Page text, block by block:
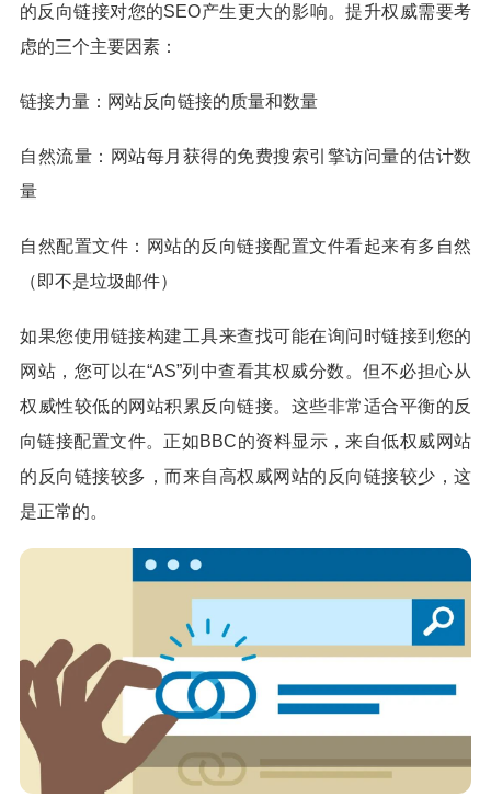
的反向链接对您的SEO产生更大的影响。提升权威需要考
虑的三个主要因素：
链接力量：网站反向链接的质量和数量
自然流量：网站每月获得的免费搜索引擎访问量的估计数
量
自然配置文件：网站的反向链接配置文件看起来有多自然
（即不是垃圾邮件）
如果您使用链接构建工具来查找可能在询问时链接到您的
网站，您可以在“AS”列中查看其权威分数。但不必担心从
权威性较低的网站积累反向链接。这些非常适合平衡的反
向链接配置文件。正如BBC的资料显示，来自低权威网站
的反向链接较多，而来自高权威网站的反向链接较少，这
是正常的。